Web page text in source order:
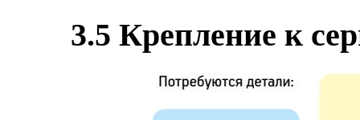
3.5 Крепление к